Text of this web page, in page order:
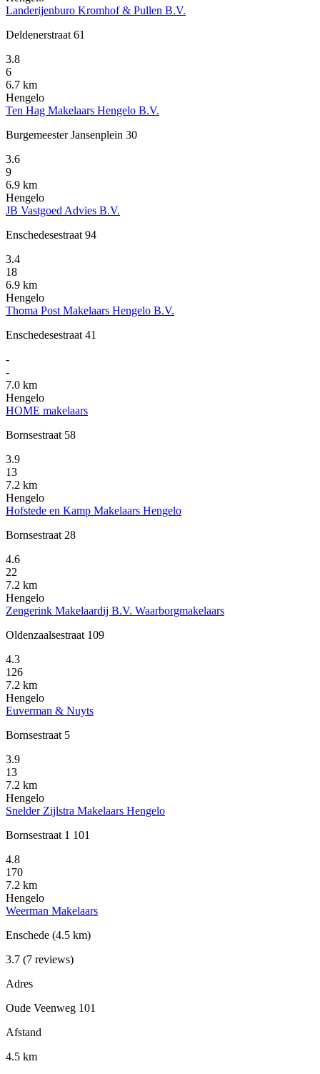
Landerijenburo Kromhof & Pullen B.V.
Deldenerstraat 61
3.8
6
6.7 km
Hengelo
Ten Hag Makelaars Hengelo B.V.
Burgemeester Jansenplein 30
3.6
9
6.9 km
Hengelo
JB Vastgoed Advies B.V.
Enschedesestraat 94
3.4
18
6.9 km
Hengelo
Thoma Post Makelaars Hengelo B.V.
Enschedesestraat 41
-
-
7.0 km
Hengelo
HOME makelaars
Bornsestraat 58
3.9
13
7.2 km
Hengelo
Hofstede en Kamp Makelaars Hengelo
Bornsestraat 28
4.6
22
7.2 km
Hengelo
Zengerink Makelaardij B.V. Waarborgmakelaars
Oldenzaalsestraat 109
4.3
126
7.2 km
Hengelo
Euverman & Nuyts
Bornsestraat 5
3.9
13
7.2 km
Hengelo
Snelder Zijlstra Makelaars Hengelo
Bornsestraat 1 101
4.8
170
7.2 km
Hengelo
Weerman Makelaars
Enschede (4.5 km)
3.7 (7 reviews)
Adres
Oude Veenweg 101
Afstand
4.5 km